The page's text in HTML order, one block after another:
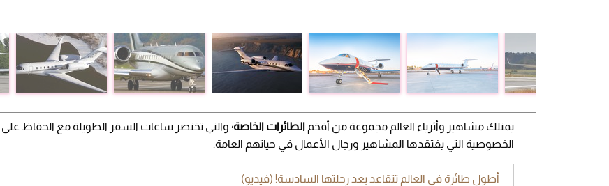
يمتلك مشاهير وأثرياء العالم مجموعة من أفخم الطائرات الخاصة؛ والتي تختصر ساعات السفر الطويلة مع الحفاظ على
الخصوصية التي يفتقدها المشاهير ورجال الأعمال في حياتهم العامة.
أطول طائرة في العالم تتقاعد بعد رحلتها السادسة! (فيديو)